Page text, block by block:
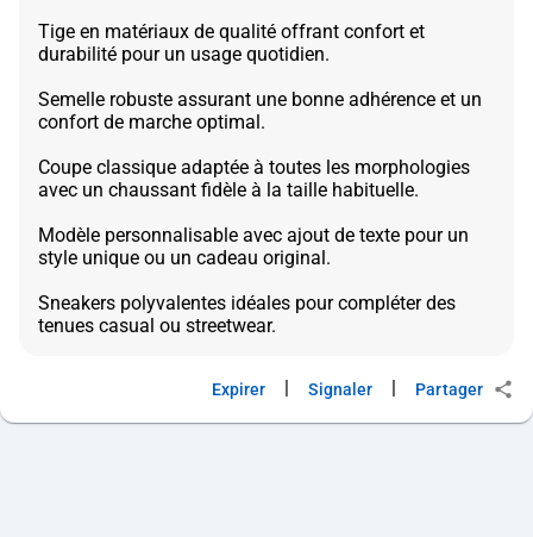
Tige en matériaux de qualité offrant confort et
durabilité pour un usage quotidien.
Semelle robuste assurant une bonne adhérence et un
confort de marche optimal.
Coupe classique adaptée à toutes les morphologies
avec un chaussant fidèle à la taille habituelle.
Modèle personnalisable avec ajout de texte pour un
style unique ou un cadeau original.
Sneakers polyvalentes idéales pour compléter des
Expirer Signaler Partager